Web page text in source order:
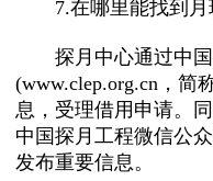
7.在哪里能找到月
探月中心通过中国
(www.clep.org.cn，简
息，受理借用申请。
中国探月工程微信公
发布重要信息。